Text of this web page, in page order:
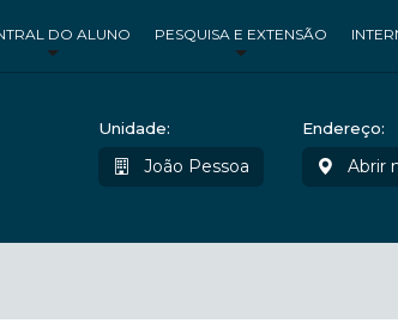
DO ALUNO PESQUISA E EXTENSÃO
Unidade:
João Pessoa
Endereço:
Abrir